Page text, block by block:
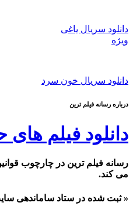
دانلود سریال یاغی
ویژه
دانلود سریال خون سرد
درباره رسانه فیلم ترین
دانلود فیلم های
رسانه فیلم ترین در چارچوب
می کند.
« ثبت شده در ستاد ساماندهی